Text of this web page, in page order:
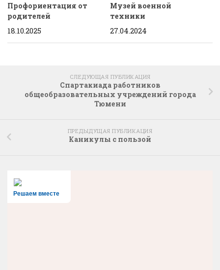
Профориентация от
родителей
18.10.2025
Музей военной
техники
27.04.2024
СЛЕДУЮЩАЯ ПУБЛИКАЦИЯ
Спартакиада работников
общеобразовательных учреждений города
Тюмени
ПРЕДЫДУЩАЯ ПУБЛИКАЦИЯ
Каникулы с пользой
Решаем вместе